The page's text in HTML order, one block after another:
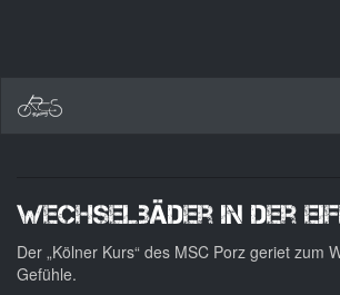
Wechselbäder in der
Der „Kölner Kurs“ des MSC Porz geriet zum
Gefühle.